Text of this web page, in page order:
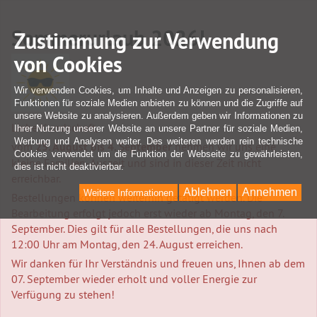
Sommerurlaub 2026!
Liebe Kundschaft,
vom25. August bis 4. Septembernehmen wir uns eine
kleine Familien-Auszeit und sind in dieser Zeit nicht
Bestellungen können weiterhin getätigt werden. Die
September. Dies gilt für alle Bestellungen, die uns nach
12:00 Uhr am Montag, den 24. August erreichen.
Wir danken für Ihr Verständnis und freuen uns, Ihnen ab dem
07. September wieder erholt und voller Energie zur
Verfügung zu stehen!
Zustimmung zur Verwendung
von Cookies
Wir verwenden Cookies, um Inhalte und Anzeigen zu personalisieren,
Funktionen für soziale Medien anbieten zu können und die Zugriffe auf
unsere Website zu analysieren. Außerdem geben wir Informationen zu
Ihrer Nutzung unserer Website an unsere Partner für soziale Medien,
Werbung und Analysen weiter. Des weiteren werden rein technische
Cookies verwendet um die Funktion der Webseite zu gewährleisten,
dies ist nicht deaktivierbar.
Annehmen
Ablehnen
Weitere Informationen